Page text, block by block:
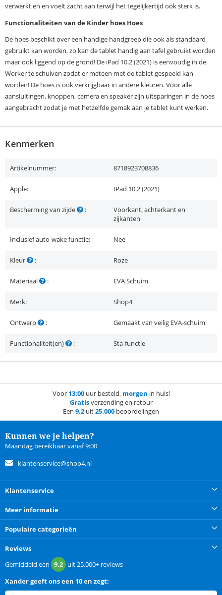
verwerkt en en voelt zacht aan terwijl het tegelijkertijd ook sterk is.
Functionaliteiten van de Kinder hoes Hoes
De hoes beschikt over een handige handgreep die ook als standaard
gebruikt kan worden, zo kan de tablet handig aan tafel gebruikt worden
maar ook liggend op de grond! De iPad 10.2 (2021) is eenvoudig in de
Worker te schuiven zodat er meteen met de tablet gespeeld kan
worden! De hoes is ook verkrijgbaar in andere kleuren. Voor alle
aansluitingen, knoppen, camera en speaker zijn uitsparingen in de hoes
aangebracht zodat je met hetzelfde gemak aan je tablet kunt werken.
Kenmerken
Artikelnummer: 8718923708836
Apple: IPad 10.2 (2021)
Bescherming van zijde :
Voorkant, achterkant en
zijkanten
Inclusief auto-wake functie: Nee
Kleur : Roze
Materiaal : EVA Schuim
Merk: Shop4
Ontwerp : Gemaakt van veilig EVA-schuim
Functionaliteit(en) : Sta-functie
Voor 13:00uur besteld, morgen in huis!
Gratisverzending en retour
Een 9.2 uit25.000 beoordelingen
Kunnen we je helpen?
Maandag bereikbaar vanaf 9:00
klantenservice@shop4.nl
Klantenservice
Meer informatie
Populaire categorieën
Reviews
Gemiddeld een 9.2 uit25.000+ reviews
Xandergeeft ons een 10 en zegt: